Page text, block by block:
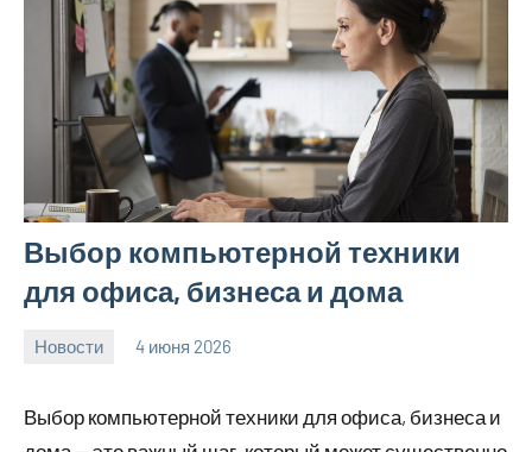
Выбор компьютерной техники
для офиса, бизнеса и дома
Новости 4 июня 2026
Выбор компьютерной техники для офиса, бизнеса и